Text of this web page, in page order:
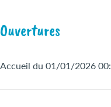
Ouvertures
Accueil du 01/01/2026